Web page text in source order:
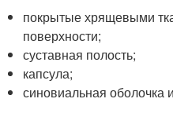
покрытые хрящевыми
поверхности;
суставная полость;
капсула;
синовиальная оболочка